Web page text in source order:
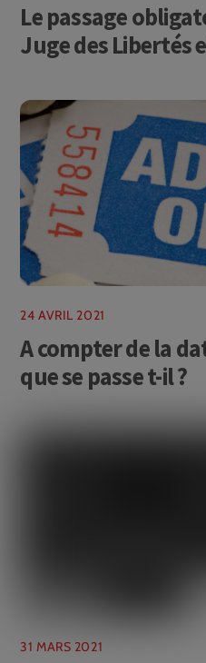
Le passage
Juge des Libertés
24 AVRIL 2021
A compter de la
que se passe t-il ?
31 MARS 2021